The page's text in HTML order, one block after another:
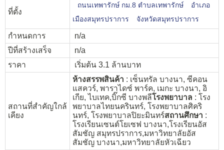
ที่ตั้ง
ถนนเทพารักษ์ กม.8 ตำบลเทพารักษ์
อำเภอ
เมืองสมุทรปราการ
จังหวัดสมุทรปราการ
กำหนดการ
n/a
ปีที่สร้างเสร็จ
n/a
ราคา
เริ่มต้น 3.1 ล้านบาท
สถานที่สำคัญใกล้
เคียง
ห้างสรรพสินค้า : เซ็นทรัล บางนา, ซีคอน
แสควร์, พาราไดซ์ พาร์ค, เมกะ บางนา, อิ
เกีย, ไบเทค,บิ๊กซี บางพลีโรงพยาบาล : โรง
พยาบาลไทยนครินทร์, โรงพยาบาลศิคริ
นทร์, โรงพยาบาลปิยะมินทร์สถานศึกษา :
โรงเรียนเซนต์โยเซฟ บางนา,โรงเรียนอัส
สัมชัญ สมุทรปราการ,มหาวิทยาลัยอัส
สัมชัญ บางนา,มหาวิทยาลัยหัวเฉียว